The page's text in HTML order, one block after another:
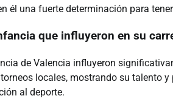
él una fuerte determinación para
que influyeron en su
de Valencia influyeron
locales, mostrando su talento
al deporte.